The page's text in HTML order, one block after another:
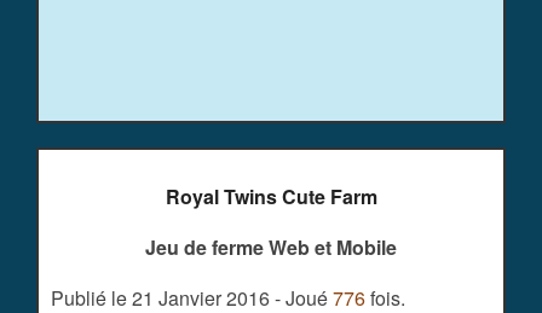
Royal Twins Cute Farm
Jeu de ferme Web et Mobile
Publié le 21 Janvier 2016 - Joué776fois.